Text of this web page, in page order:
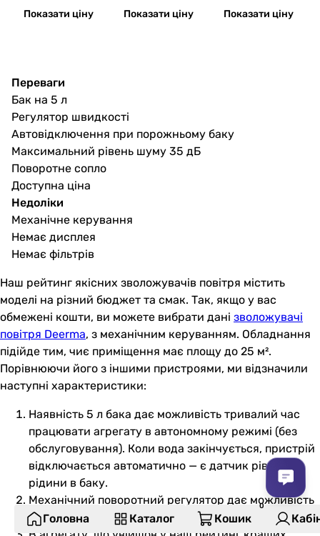
Показати ціну Показати ціну Показати ціну
Переваги
Бак на 5 л
Регулятор швидкості
Автовідключення при порожньому баку
Максимальний рівень шуму 35 дБ
Поворотне сопло
Доступна ціна
Недоліки
Механічне керування
Немає дисплея
Немає фільтрів
Наш рейтинг якісних зволожувачів повітря містить
моделі на різний бюджет та смак. Так, якщо у вас
обмежені кошти, ви можете вибрати дані зволожувачі
повітря Deerma, з механічним керуванням. Обладнання
підійде тим, чиє приміщення має площу до 25 м².
Порівнюючи його з іншими пристроями, ми відзначили
наступні характеристики:
Наявність 5 л бака дає можливість тривалий час
працювати агрегату в автономному режимі (без
обслуговування). Коли вода закінчується, пристрій
відключається автоматично — є датчик рівня
рідини в баку.
Механічний поворотний регулятор дає можливість
впливати на інтенсивність зволоження.
Головна Каталог Кошик